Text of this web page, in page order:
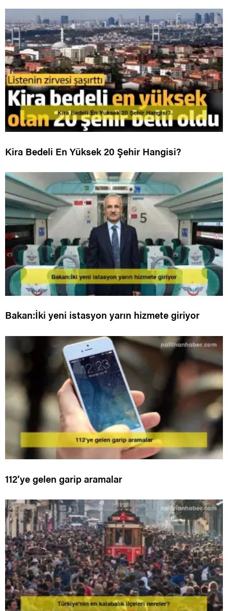
Kira Bedeli En Yüksek 20 Şehir Hangisi?
Bakan:İki yeni istasyon yarın hizmete giriyor
112’ye gelen garip aramalar